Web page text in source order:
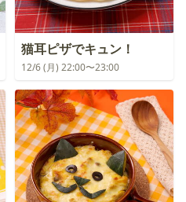
猫耳ピザでキュン！
12/6 (月) 22:00〜23:00